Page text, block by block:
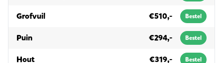
Grofvuilin 10m³ €510,- Bestel
Puinin 10m³ €294,- Bestel
Houtin 10m³ €319,- Bestel